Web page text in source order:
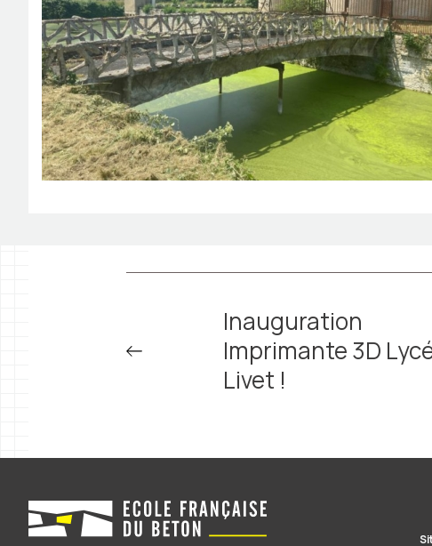
Inauguration
Imprimante 3D
Livet !